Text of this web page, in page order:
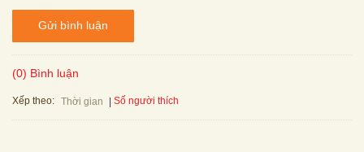
Gửi bình luận
(0) Bình luận
Xếp theo: Thời gian Số người thích